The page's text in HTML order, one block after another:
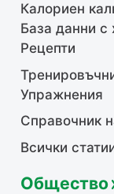
Калориен
База данни с
Рецепти
Упражнения
Справочник
Всички
Общество